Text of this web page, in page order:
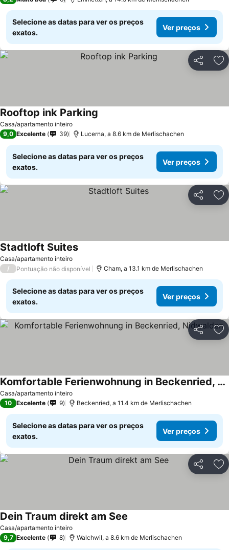
Selecione as datas para ver os preços
exatos.
Ver preços
Partilhar
Casa/apartamento inteiro
Rooftop ink Parking
9,0 Excelente 39 Lucerna, a 8.6 km de Merlischachen
Selecione as datas para ver os preços
exatos.
Ver preços
Partilhar
Casa/apartamento inteiro
Stadtloft Suites
/ Pontuação não disponível Cham, a 13.1 km de Merlischachen
Selecione as datas para ver os preços
exatos.
Ver preços
Partilhar
Casa/apartamento inteiro
Komfortable Ferienwohnung in Beckenried, Nidwalden
10 Excelente 9 Beckenried, a 11.4 km de Merlischachen
Selecione as datas para ver os preços
exatos.
Ver preços
Partilhar
Casa/apartamento inteiro
Dein Traum direkt am See
9,7 Excelente 8 Walchwil, a 8.6 km de Merlischachen